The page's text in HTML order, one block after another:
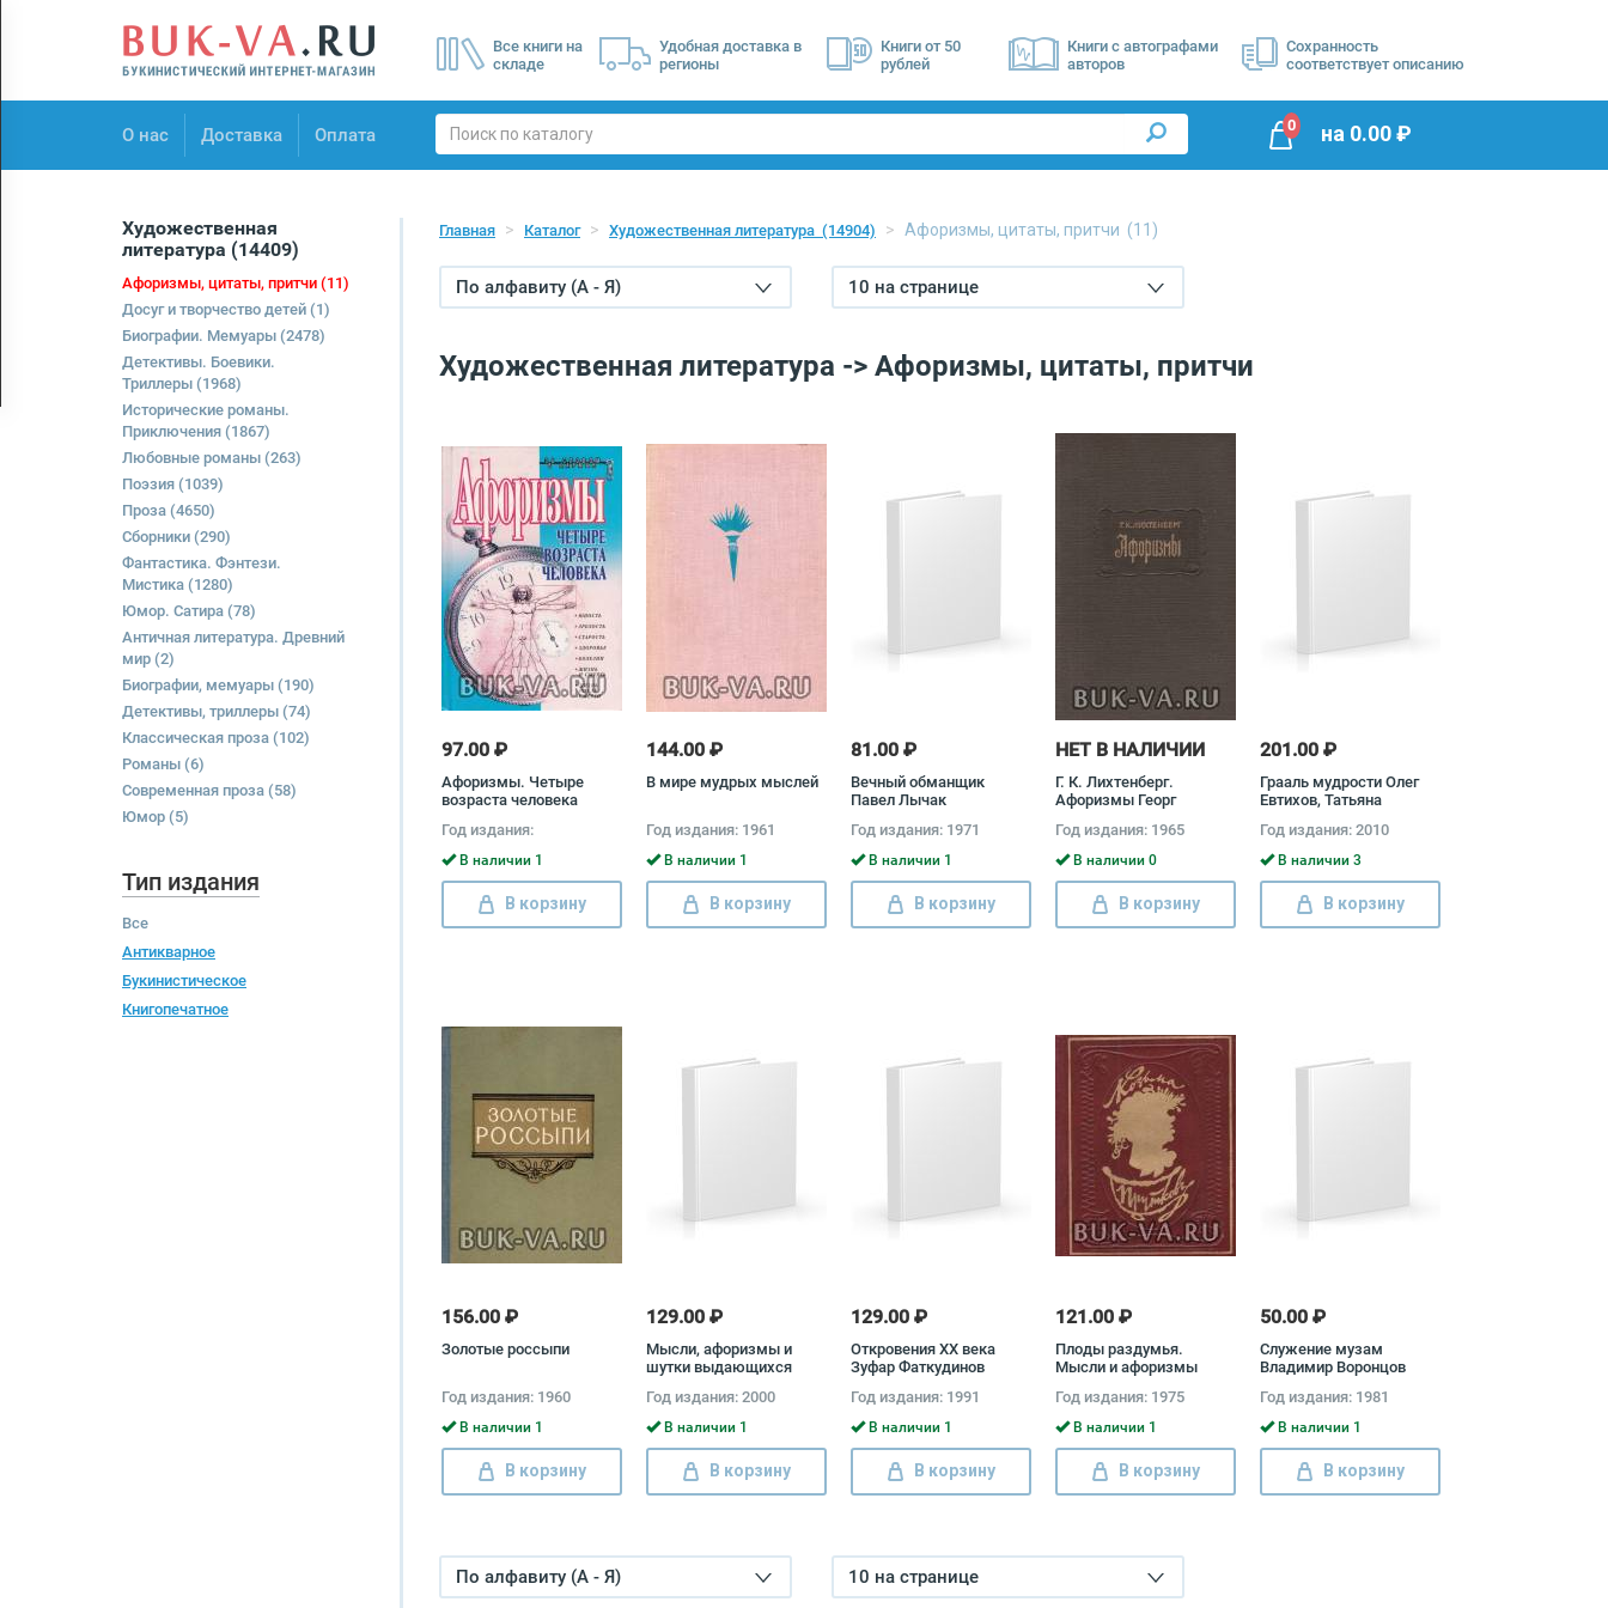
Все книги на
складе
Удобная доставка в
регионы
Книги от 50
рублей
Книги с автографами
авторов
Сохранность
соответствует описанию
О нас Доставка Оплата
О нас
0 на 0.00₽
Художественная
литература (14409)
Афоризмы, цитаты, притчи (11)
Досуг и творчество детей (1)
Биографии. Мемуары (2478)
Детективы. Боевики.
Триллеры (1968)
Исторические романы.
Приключения (1867)
Любовные романы (263)
Поэзия (1039)
Проза (4650)
Сборники (290)
Фантастика. Фэнтези.
Мистика (1280)
Юмор. Сатира (78)
Античная литература. Древний
мир (2)
Биографии, мемуары (190)
Детективы, триллеры (74)
Классическая проза (102)
Романы (6)
Современная проза (58)
Юмор (5)
Тип издания
Все
Антикварное
Букинистическое
Книгопечатное
Главная Каталог Художественная литература (14904) Афоризмы, цитаты, притчи (11)
По алфавиту (А - Я) 10 на странице
Художественная литература -> Афоризмы, цитаты, притчи
97.00 ₽
Афоризмы. Четыре
возраста человека
Год издания:
В наличии 1
В корзину
144.00 ₽
В мире мудрых мыслей
Год издания: 1961
В наличии 1
В корзину
81.00 ₽
Вечный обманщик
Павел Лычак
Год издания: 1971
В наличии 1
В корзину
НЕТ В НАЛИЧИИ
Г. К. Лихтенберг.
Афоризмы Георг
Год издания: 1965
В наличии 0
В корзину
201.00 ₽
Грааль мудрости Олег
Евтихов, Татьяна
Год издания: 2010
В наличии 3
В корзину
156.00 ₽
Золотые россыпи
Год издания: 1960
В наличии 1
В корзину
129.00 ₽
Мысли, афоризмы и
шутки выдающихся
Год издания: 2000
В наличии 1
В корзину
129.00 ₽
Откровения XX века
Зуфар Фаткудинов
Год издания: 1991
В наличии 1
В корзину
121.00 ₽
Плоды раздумья.
Мысли и афоризмы
Год издания: 1975
В наличии 1
В корзину
50.00 ₽
Служение музам
Владимир Воронцов
Год издания: 1981
В наличии 1
В корзину
По алфавиту (А - Я) 10 на странице